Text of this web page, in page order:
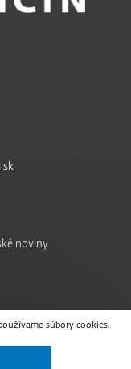
súbory cookies.
noviny